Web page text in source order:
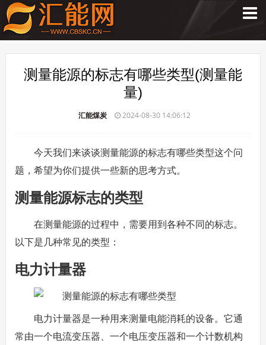
测量能源的标志有哪些类型(测量能
量)
汇能煤炭 2024-08-30 14:06:12
今天我们来谈谈测量能源的标志有哪些类型这个问
题，希望为你们提供一些新的思考方式。
测量能源标志的类型
在测量能源的过程中，需要用到各种不同的标志。
以下是几种常见的类型：
电力计量器
电力计量器是一种用来测量电能消耗的设备。它通
常由一个电流变压器、一个电压变压器和一个计数机构